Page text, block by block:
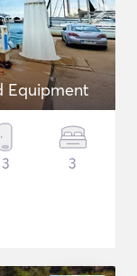
Equipment
3 3